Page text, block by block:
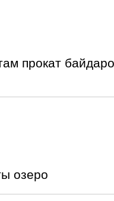
прокат
озеро